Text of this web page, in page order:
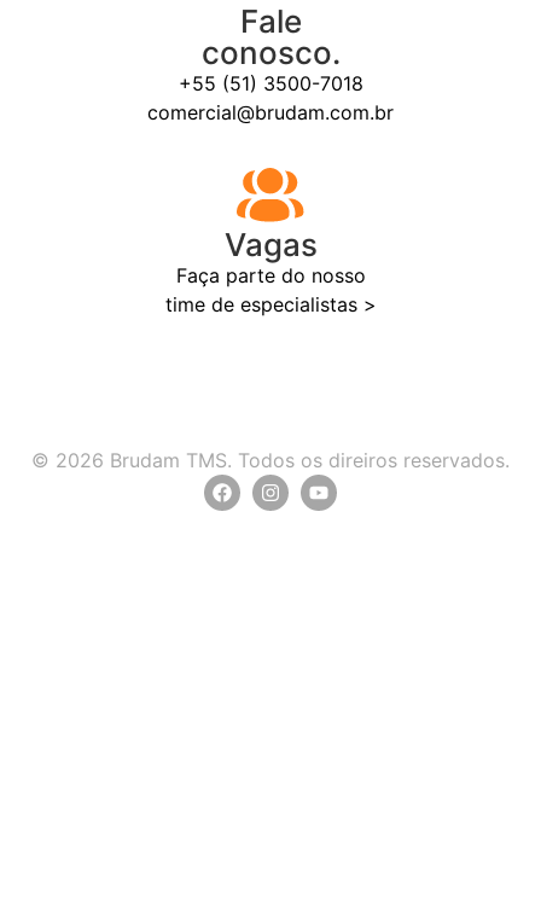
Fale
conosco.
+55 (51) 3500-7018
comercial@brudam.com.br
Vagas
Faça parte do nosso
time de especialistas >
© 2026 Brudam TMS. Todos os direiros reservados.